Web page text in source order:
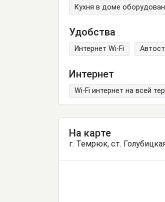
Кухня в доме
Удобства
Интернет Wi-Fi
Интернет
Wi-Fi интернет на всей
На карте
г. Темрюк, ст.